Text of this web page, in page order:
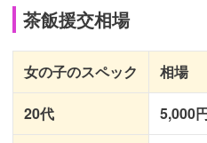
茶飯援交相場
女の子のスペック 相場
20代 5,000